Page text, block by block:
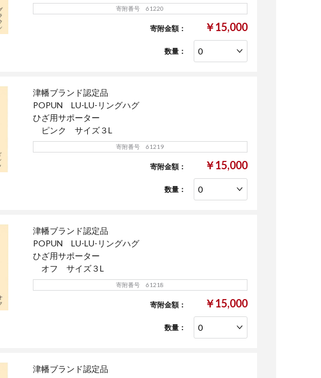
寄附番号 61220
寄附金額： ￥15,000
数量：
津幡ブランド認定品
POPUN LU-LU-リングハグ
ひざ用サポーター
ピンク サイズ３L
寄附番号 61219
寄附金額： ￥15,000
数量：
津幡ブランド認定品
POPUN LU-LU-リングハグ
ひざ用サポーター
オフ サイズ３L
寄附番号 61218
寄附金額： ￥15,000
数量：
津幡ブランド認定品